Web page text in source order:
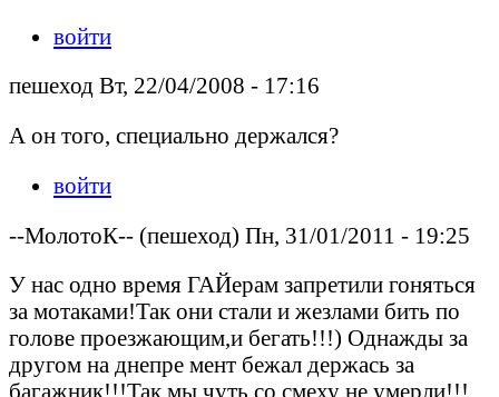
войти
пешеход Вт, 22/04/2008 - 17:16
А он того, специально держался?
войти
--МолотоК-- (пешеход) Пн, 31/01/2011 - 19:25
У нас одно время ГАЙерам запретили гоняться
за мотаками!Так они стали и жезлами бить по
голове проезжающим,и бегать!!!) Однажды за
другом на днепре мент бежал держась за
багажник!!!Так мы чуть со смеху не умерли!!!